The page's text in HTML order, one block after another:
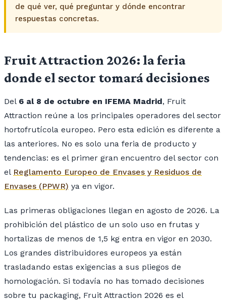
de qué ver, qué preguntar y dónde encontrar
respuestas concretas.
Fruit Attraction 2026: la feria
donde el sector tomará decisiones
Del 6 al 8 de octubre en IFEMA Madrid, Fruit
Attraction reúne a los principales operadores del sector
hortofrutícola europeo. Pero esta edición es diferente a
las anteriores. No es solo una feria de producto y
tendencias: es el primer gran encuentro del sector con
el Reglamento Europeo de Envases y Residuos de
Envases (PPWR) ya en vigor.
Las primeras obligaciones llegan en agosto de 2026. La
prohibición del plástico de un solo uso en frutas y
hortalizas de menos de 1,5 kg entra en vigor en 2030.
Los grandes distribuidores europeos ya están
trasladando estas exigencias a sus pliegos de
homologación. Si todavía no has tomado decisiones
sobre tu packaging, Fruit Attraction 2026 es el